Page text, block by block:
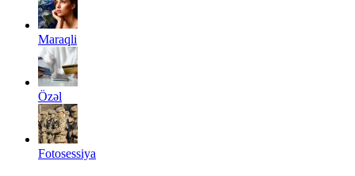
Maraqli
Özəl
Fotosessiya